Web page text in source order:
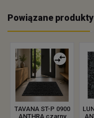
Powiązane produkty
TAVANA ST-P 0900
ANTHRA czarny